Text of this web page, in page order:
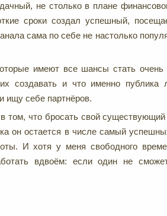
не столько в плане
сроки создал успешный,
сама по себе не настолько
имеют все шансы стать
создавать и что именно публика
ищу себе партнёров.
том, что бросать свой
он остается в числе самый
И хотя у меня свободного
вдвоём: если один не